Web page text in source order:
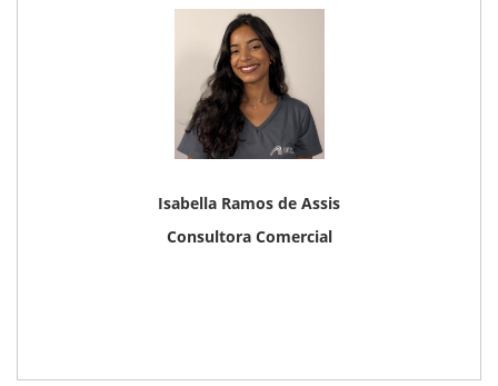
Isabella Ramos de Assis
Consultora Comercial